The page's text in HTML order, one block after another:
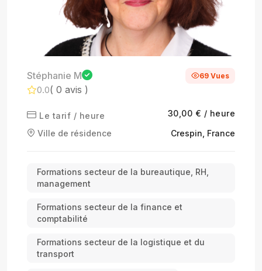
Stéphanie M 69 Vues
0.0( 0 avis )
Le tarif / heure
30,00 € / heure
Ville de résidence
Crespin, France
Formations secteur de la bureautique, RH,
management
Formations secteur de la finance et
comptabilité
Formations secteur de la logistique et du
transport